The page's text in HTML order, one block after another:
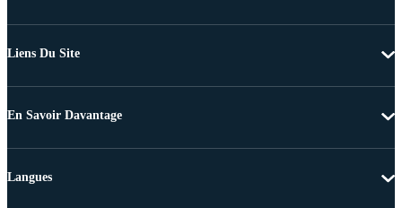
Liens Du Site
En Savoir Davantage
Langues